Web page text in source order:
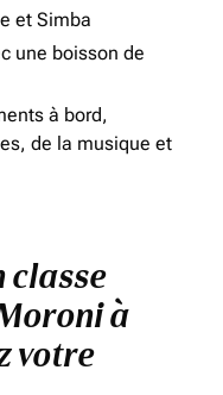
et Simba
une boisson de
à bord,
de la musique et
classe
à
votre